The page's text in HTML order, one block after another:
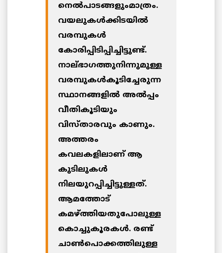
നെല്‍പാടങ്ങളുംമാത്രം.
വയലുകള്‍ക്കിടയില്‍
വരമ്പുകള്‍
കോരിപ്പിടിപ്പിച്ചിട്ടുണ്ട്.
നാല്ഭാഗത്തുനിന്നുമുള്ള
വരമ്പുകള്‍കൂടിച്ചേരുന്ന
സ്ഥാനങ്ങളില്‍ അല്‍പ്പം
വീതികൂടിയും
വിസ്താരവും കാണും.
അത്തരം
കവലകളിലാണ് ആ
കുടിലുകള്‍
നിലയുറപ്പിച്ചിട്ടുള്ളത്.
ആമത്തോട്
കമഴ്ത്തിയതുപോലുള്ള
കൊച്ചുകൂരകള്‍. രണ്ട്
ചാണ്‍പൊക്കത്തിലുള്ള